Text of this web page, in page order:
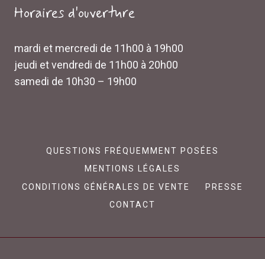
Horaires d'ouverture
mardi et mercredi de 11h00 à 19h00
jeudi et vendredi de 11h00 à 20h00
samedi de 10h30 – 19h00
QUESTIONS FRÉQUEMMENT POSÉES
MENTIONS LÉGALES
CONDITIONS GÉNÉRALES DE VENTE
PRESSE
CONTACT